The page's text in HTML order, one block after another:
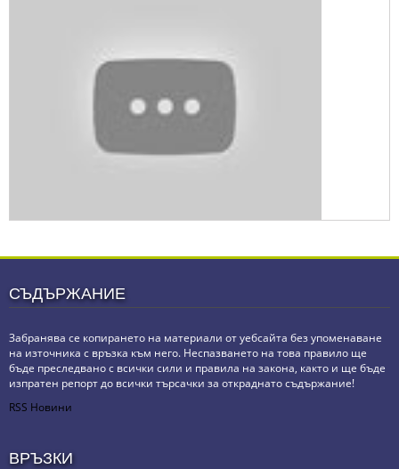
СЪДЪРЖАНИЕ
Забранява се копирането на материали от уебсайта без упоменаване
на източника с връзка към него. Неспазването на това правило ще
бъде преследвано с всички сили и правила на закона, както и ще бъде
изпратен репорт до всички търсачки за откраднато съдържание!
RSS Новини
ВРЪЗКИ